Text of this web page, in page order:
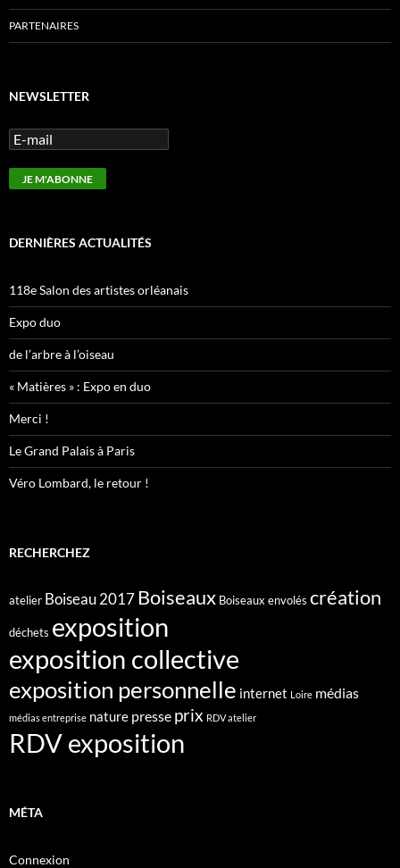
PARTENAIRES
NEWSLETTER
DERNIÈRES ACTUALITÉS
118e Salon des artistes orléanais
Expo duo
de l’arbre à l’oiseau
« Matières » : Expo en duo
Merci !
Le Grand Palais à Paris
Véro Lombard, le retour !
RECHERCHEZ
atelier Boiseau 2017Boiseaux Boiseaux envolés création
déchets exposition
exposition collective
exposition personnelle internet Loire médias
médias entreprise nature presse prix RDV atelier
RDV exposition
MÉTA
Connexion